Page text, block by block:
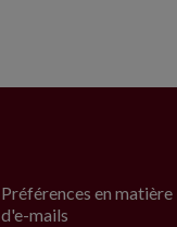
Préférences en matière
d'e-mails